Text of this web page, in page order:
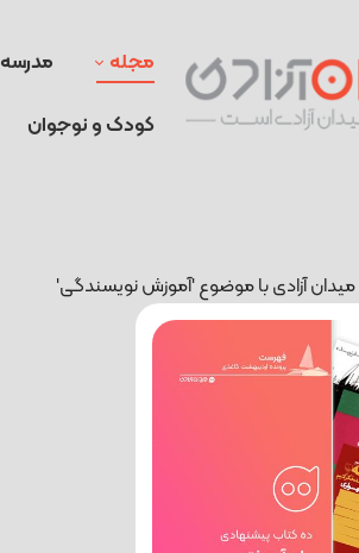
مجله مدرسه
کودک و نوجوان
آزادی با موضوع 'آموزش نویسندگی'